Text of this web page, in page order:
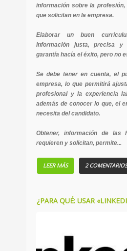
información sobre la
que solicitan en la empresa.
Elaborar un buen
información justa, precisa y
garantía hacía el éxito, pero no
Se debe tener en cuenta, el
empresa, lo que permitirá
profesional y la experiencia
además de conocer lo que, el
necesita del candidato.
Obtener, información de las
requieren y solicitan, permite...
LEER MÁS 2 COMENTARIOS
¿PARA QUÉ: USAR